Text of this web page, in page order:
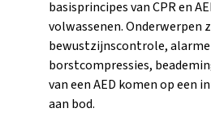
basisprincipes van CPR en
volwassenen. Onderwerpen
bewustzijnscontrole,
borstcompressies,
van een AED komen op een
aan bod.